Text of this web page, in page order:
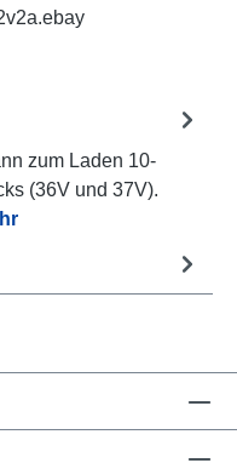
zum Laden 10-
(36V und 37V).